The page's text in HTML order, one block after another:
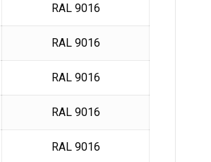
RAL 9016
RAL 9016
RAL 9016
RAL 9016
RAL 9016